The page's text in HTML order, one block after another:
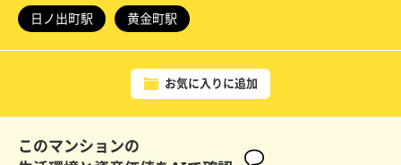
日ノ出町駅 黄金町駅
お気に入りに追加
このマンションの